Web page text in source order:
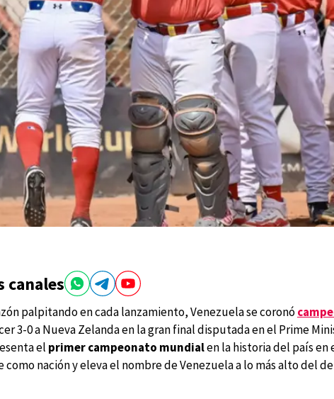
canales
palpitando en cada lanzamiento, Venezuela se coronó
3-0 a Nueva Zelanda en la gran final disputada en el Prime
el primer campeonato mundialen la historia del país en
nación y eleva el nombre de Venezuela a lo más alto del